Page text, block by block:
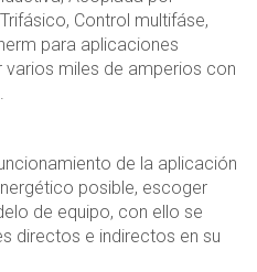
Control multifáse,
para aplicaciones
miles de amperios con
de la aplicación
posible, escoger
de equipo, con ello se
directos e indirectos en su